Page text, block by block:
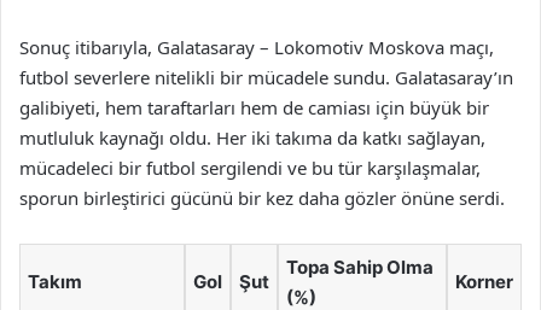
Sonuç itibarıyla, Galatasaray – Lokomotiv Moskova maçı,
futbol severlere nitelikli bir mücadele sundu. Galatasaray’ın
galibiyeti, hem taraftarları hem de camiası için büyük bir
mutluluk kaynağı oldu. Her iki takıma da katkı sağlayan,
mücadeleci bir futbol sergilendi ve bu tür karşılaşmalar,
sporun birleştirici gücünü bir kez daha gözler önüne serdi.
Takım Gol Şut
Topa Sahip Olma
(%)
Korner